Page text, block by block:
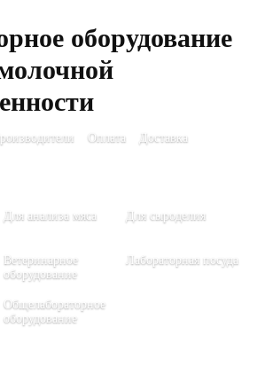
Оплата
Доставка
Для анализа мяса Для сыроделия
Ветеринарное
оборудование
Лабораторная посуда
Общелабораторное
оборудование